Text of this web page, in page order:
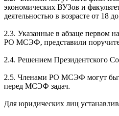
экономических ВУЗов и
деятельностью в возрасте от 18
2.3. Указанные в абзаце первом
РО МСЭФ, представили
2.4. Решением Президентского
2.5. Членами РО МСЭФ могут
перед МСЭФ задач.
Для юридических лиц